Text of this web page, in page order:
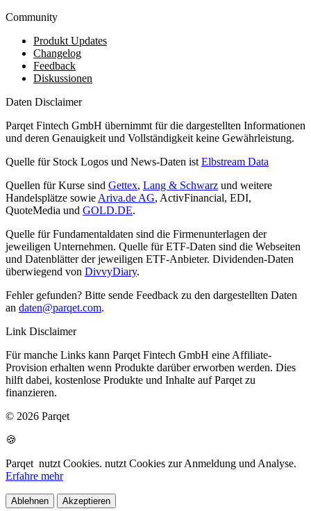
Community
Produkt Updates
Changelog
Feedback
Diskussionen
Daten Disclaimer
Parqet Fintech GmbH übernimmt für die dargestellten Informationen
und deren Genauigkeit und Vollständigkeit keine Gewährleistung.
Quelle für Stock Logos und News-Daten ist Elbstream Data
Quellen für Kurse sind Gettex, Lang & Schwarz und weitere
Handelsplätze sowie Ariva.de AG, ActivFinancial, EDI,
QuoteMedia und GOLD.DE.
Quelle für Fundamentaldaten sind die Firmenunterlagen der
jeweiligen Unternehmen. Quelle für ETF-Daten sind die Webseiten
und Datenblätter der jeweiligen ETF-Anbieter. Dividenden-Daten
überwiegend von DivvyDiary.
Fehler gefunden? Bitte sende Feedback zu den dargestellten Daten
an daten@parqet.com.
Link Disclaimer
Für manche Links kann Parqet Fintech GmbH eine Affiliate-
Provision erhalten wenn Produkte darüber erworben werden. Dies
hilft dabei, kostenlose Produkte und Inhalte auf Parqet zu
finanzieren.
© 2026 Parqet
🍪
Parqet nutzt Cookies. nutzt Cookies zur Anmeldung und Analyse.
Erfahre mehr
Ablehnen Akzeptieren